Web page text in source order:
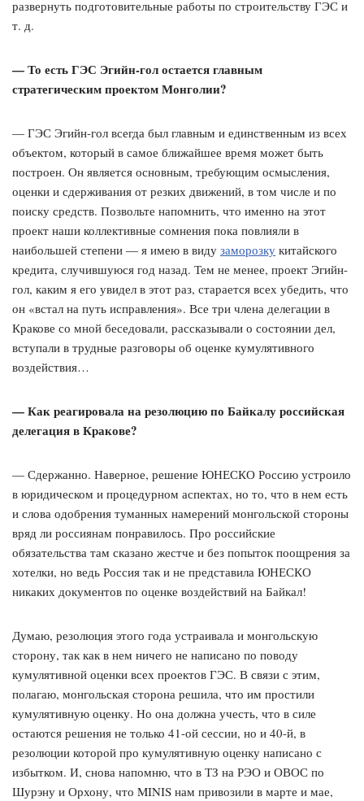
развернуть подготовительные работы по строительству ГЭС и
т. д.
— То есть ГЭС Эгийн-гол остается главным
стратегическим проектом Монголии?
— ГЭС Эгийн-гол всегда был главным и единственным из всех
объектом, который в самое ближайшее время может быть
построен. Он является основным, требующим осмысления,
оценки и сдерживания от резких движений, в том числе и по
поиску средств. Позвольте напомнить, что именно на этот
проект наши коллективные сомнения пока повлияли в
наибольшей степени — я имею в виду заморозку китайского
кредита, случившуюся год назад. Тем не менее, проект Эгийн-
гол, каким я его увидел в этот раз, старается всех убедить, что
он «встал на путь исправления». Все три члена делегации в
Кракове со мной беседовали, рассказывали о состоянии дел,
вступали в трудные разговоры об оценке кумулятивного
воздействия…
— Как реагировала на резолюцию по Байкалу российская
делегация в Кракове?
— Сдержанно. Наверное, решение ЮНЕСКО Россию устроило
в юридическом и процедурном аспектах, но то, что в нем есть
и слова одобрения туманных намерений монгольской стороны
вряд ли россиянам понравилось. Про российские
обязательства там сказано жестче и без попыток поощрения за
хотелки, но ведь Россия так и не представила ЮНЕСКО
никаких документов по оценке воздействий на Байкал!
Думаю, резолюция этого года устраивала и монгольскую
сторону, так как в нем ничего не написано по поводу
кумулятивной оценки всех проектов ГЭС. В связи с этим,
полагаю, монгольская сторона решила, что им простили
кумулятивную оценку. Но она должна учесть, что в силе
остаются решения не только 41-ой сессии, но и 40-й, в
резолюции которой про кумулятивную оценку написано с
избытком. И, снова напомню, что в ТЗ на РЭО и ОВОС по
Шурэну и Орхону, что MINIS нам привозили в марте и мае,